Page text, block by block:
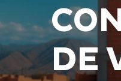
DE